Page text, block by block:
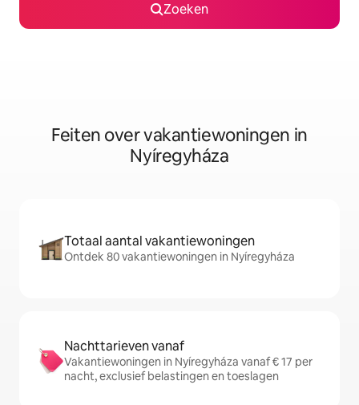
Zoeken
Feiten over vakantiewoningen in
Nyíregyháza
Totaal aantal vakantiewoningen
Ontdek 80 vakantiewoningen in Nyíregyháza
Nachttarieven vanaf
Vakantiewoningen in Nyíregyháza vanaf € 17 per
nacht, exclusief belastingen en toeslagen